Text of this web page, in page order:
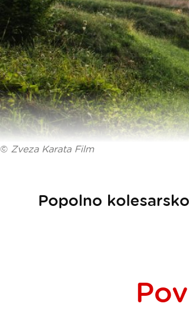
© Zveza Karata Film
Popolno